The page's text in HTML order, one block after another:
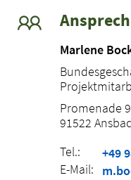
Marlene
Promenade 9
91522
Tel.:
+49
E-Mail: